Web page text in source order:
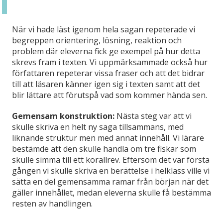
När vi hade läst igenom hela sagan repeterade vi
begreppen orientering, lösning, reaktion och
problem där eleverna fick ge exempel på hur detta
skrevs fram i texten. Vi uppmärksammade också hur
författaren repeterar vissa fraser och att det bidrar
till att läsaren känner igen sig i texten samt att det
blir lättare att förutspå vad som kommer hända sen.
Gemensam konstruktion: Nästa steg var att vi
skulle skriva en helt ny saga tillsammans, med
liknande struktur men med annat innehåll. Vi lärare
bestämde att den skulle handla om tre fiskar som
skulle simma till ett korallrev. Eftersom det var första
gången vi skulle skriva en berättelse i helklass ville vi
sätta en del gemensamma ramar från början när det
gäller innehållet, medan eleverna skulle få bestämma
resten av handlingen.